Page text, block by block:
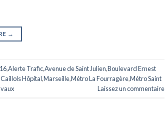
→
,Alerte Trafic,Avenue de Saint Julien,Boulevard Ernest
Caillols Hôpital,Marseille,Métro La Fourragère,Métro Saint
Laissez un commentaire